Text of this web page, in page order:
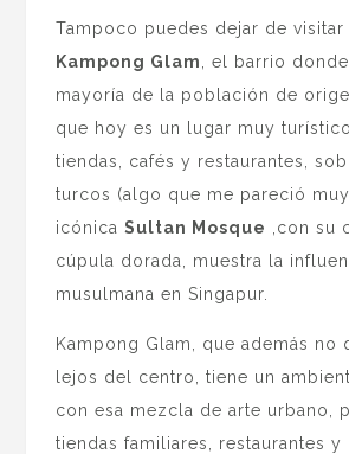
Tampoco puedes dejar de visitar
Kampong Glam
, el barrio
mayoría de la población de
que hoy es un lugar muy
tiendas, cafés y restaurantes,
turcos (algo que me pareció
icónicaSultan Mosque
,con su
cúpula dorada, muestra la
musulmana en Singapur.
Kampong Glam, que además no
lejos del centro, tiene un
con esa mezcla de arte urbano,
tiendas familiares, restaurantes